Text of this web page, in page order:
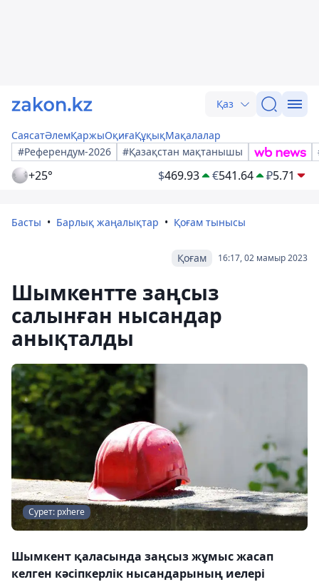
Қаз
СаясатӘлемҚаржыОқиғаҚұқықМақалалар
#Референдум-2026
#Қазақстан мақтанышы
+25° $469.93 €541.64 ₽5.71
Басты Барлық жаңалықтар Қоғам тынысы
16:17, 02 мамыр 2023
Қоғам
Шымкентте заңсыз
салынған нысандар
анықталды
Сурет: pxhere
Шымкент қаласында заңсыз жұмыс жасап
келген кәсіпкерлік нысандарының иелері